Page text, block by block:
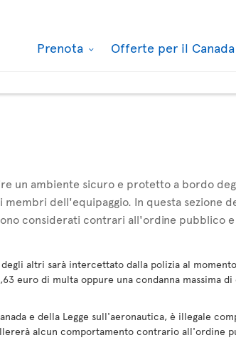
Prenota Offerte per il Canada
un ambiente sicuro e protetto a bordo
dell'equipaggio. In questa sezione
considerati contrari all'ordine pubblico e
altri sarà intercettato dalla polizia al
euro di multa oppure una condanna massima
e della Legge sull'aeronautica, è illegale
alcun comportamento contrario all'ordine